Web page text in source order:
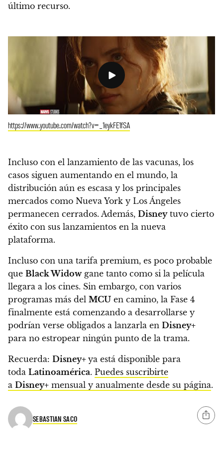
último recurso.
https://www.youtube.com/watch?v=_1eykFE1fSA
Incluso con el lanzamiento de las vacunas, los
casos siguen aumentando en el mundo, la
distribución aún es escasa y los principales
mercados como Nueva York y Los Ángeles
permanecen cerrados. Además, Disneytuvo cierto
éxito con sus lanzamientos en la nueva
plataforma.
Incluso con una tarifa premium, es poco probable
que Black Widowgane tanto como si la película
llegara a los cines. Sin embargo, con varios
programas más del MCU en camino, la Fase 4
finalmente está comenzando a desarrollarse y
podrían verse obligados a lanzarla en Disney+
para no estropear ningún punto de la trama.
Recuerda: Disney+ ya está disponible para
toda Latinoamérica. Puedes suscribirte
a Disney+ mensual y anualmente desde su página.
SEBASTIAN SACO